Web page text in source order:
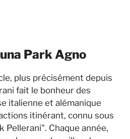
Park Agno
plus précisément depuis
fait le bonheur des
italienne et alémanique
itinérant, connu sous
Pellerani". Chaque année,